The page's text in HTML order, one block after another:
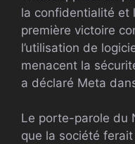
la confidentialité et
première victoire
l’utilisation de
menacent la
a déclaré Meta
Le porte-parole du
que la société